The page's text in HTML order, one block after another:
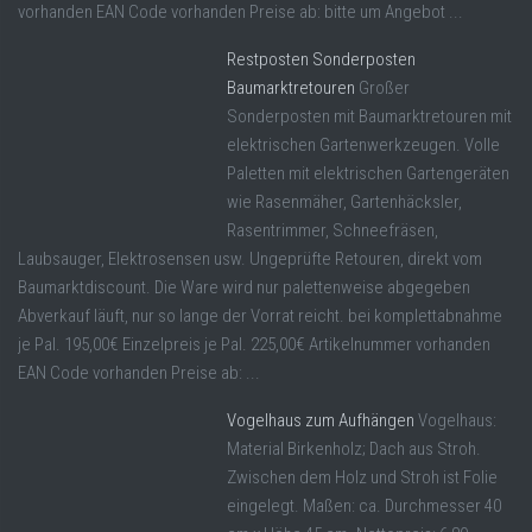
vorhanden EAN Code vorhanden Preise ab: bitte um Angebot ...
Restposten Sonderposten
Baumarktretouren Großer
Sonderposten mit Baumarktretouren mit
elektrischen Gartenwerkzeugen. Volle
Paletten mit elektrischen Gartengeräten
wie Rasenmäher, Gartenhäcksler,
Rasentrimmer, Schneefräsen,
Laubsauger, Elektrosensen usw. Ungeprüfte Retouren, direkt vom
Baumarktdiscount. Die Ware wird nur palettenweise abgegeben
Abverkauf läuft, nur so lange der Vorrat reicht. bei komplettabnahme
je Pal. 195,00€ Einzelpreis je Pal. 225,00€ Artikelnummer vorhanden
EAN Code vorhanden Preise ab: ...
Vogelhaus zum Aufhängen Vogelhaus:
Material Birkenholz; Dach aus Stroh.
Zwischen dem Holz und Stroh ist Folie
eingelegt. Maßen: ca. Durchmesser 40